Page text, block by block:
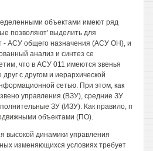
объектами имеют ряд
позволяют' выделить для
- АСУ общего назначения (АСУ ОН), и
анализ и синтез се
что в АСУ 011 имеются звенья
с другом и иерархической
сетью. При этом, как
управления (ВЗУ), средние ЗУ
ЗУ (ИЗУ). Как правило, п
объектами (ПО).
высокой динамики управления
изменяющихся условиях требует